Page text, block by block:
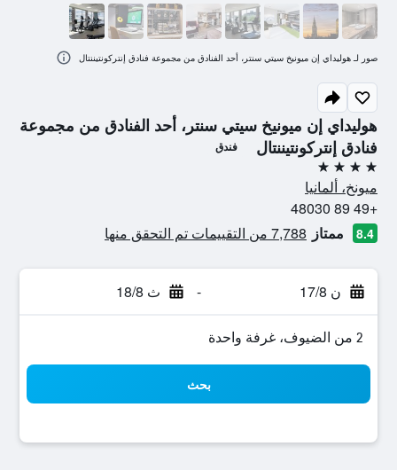
هوليداي إن ميونيخ سيتي سنتر، أحد الفنادق من مجموعة
فنادق إنتركونتيننتال
فندق
4 نجوم
ميونخ، ألمانيا
+49 89 48030
8.4 ممتاز 7,788 من التقييمات تم التحقق منها
ن 17/8 - ث 18/8
2 من الضيوف، غرفة واحدة
بحث
صور لـ هوليداي إن ميونيخ سيتي سنتر، أحد الفنادق من مجموعة فنادق إنتركونتيننتال